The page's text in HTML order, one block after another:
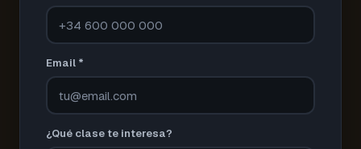
Email *
¿Qué clase te interesa?